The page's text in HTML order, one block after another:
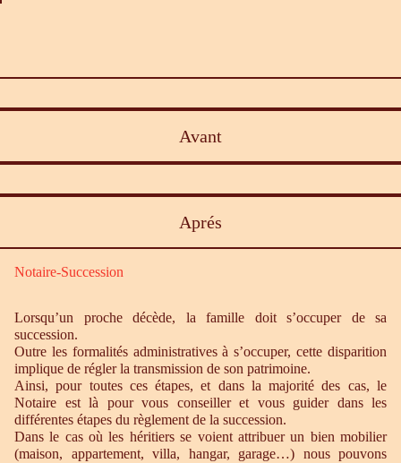
Avant
Aprés
Notaire-Succession
Lorsqu’un proche décède, la famille doit s’occuper de sa
succession.
Outre les formalités administratives à s’occuper, cette disparition
implique de régler la transmission de son patrimoine.
Ainsi, pour toutes ces étapes, et dans la majorité des cas, le
Notaire est là pour vous conseiller et vous guider dans les
différentes étapes du règlement de la succession.
Dans le cas où les héritiers se voient attribuer un bien mobilier
(maison, appartement, villa, hangar, garage…) nous pouvons